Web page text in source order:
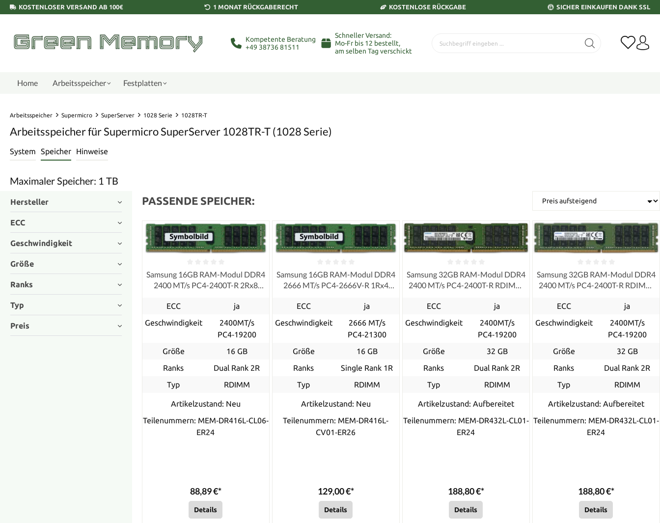
KOSTENLOSER VERSAND AB 100€ 1 MONAT RÜCKGABERECHT KOSTENLOSE RÜCKGABE SICHER EINKAUFEN DANK SSL
Kompetente Beratung
+49 38736 81511
Schneller Versand:
Mo-Fr bis 12 bestellt,
am selben Tag verschickt
Home Arbeitsspeicher Festplatten
Arbeitsspeicher Supermicro SuperServer 1028 Serie 1028TR-T
Arbeitsspeicher für Supermicro SuperServer 1028TR-T (1028 Serie)
System Speicher Hinweise
Maximaler Speicher: 1 TB
Hersteller
ECC
Geschwindigkeit
Größe
Ranks
Typ
Preis
PASSENDE SPEICHER:
Samsung 16GB RAM-Modul DDR4
2400 MT/s PC4-2400T-R 2Rx8
ECC
ja
Geschwindigkeit
2400MT/s
PC4‑19200
Größe
16 GB
Ranks
Dual Rank 2R
Typ
RDIMM
Artikelzustand: Neu
Teilenummern: MEM‐DR416L‐CL06‐
ER24
88,89 €*
Details
Samsung 16GB RAM-Modul DDR4
2666 MT/s PC4-2666V-R 1Rx4
ECC
ja
Geschwindigkeit
2666 MT/s
PC4‑21300
Größe
16 GB
Ranks
Single Rank 1R
Typ
RDIMM
Artikelzustand: Neu
Teilenummern: MEM‐DR416L‐
CV01‐ER26
129,00 €*
Details
Samsung 32GB RAM-Modul DDR4
2400 MT/s PC4-2400T-R RDIMM
ECC
ja
Geschwindigkeit
2400MT/s
PC4‑19200
Größe
32 GB
Ranks
Dual Rank 2R
Typ
RDIMM
Artikelzustand: Aufbereitet
Teilenummern: MEM‐DR432L‐CL01‐
ER24
188,80 €*
Details
Samsung 32GB RAM-Modul DDR4
2400 MT/s PC4-2400T-R RDIMM
ECC
ja
Geschwindigkeit
2400MT/s
PC4‑19200
Größe
32 GB
Ranks
Dual Rank 2R
Typ
RDIMM
Artikelzustand: Aufbereitet
Teilenummern: MEM‐DR432L‐CL01‐
ER24
188,80 €*
Details